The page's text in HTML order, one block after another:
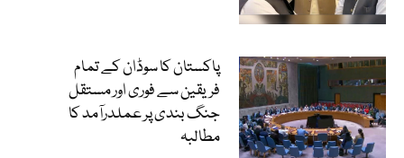
پاکستان کا سوڈان کے تمام
فریقین سے فوری اور مستقل
جنگ بندی پر عملدرآمد کا
مطالبہ